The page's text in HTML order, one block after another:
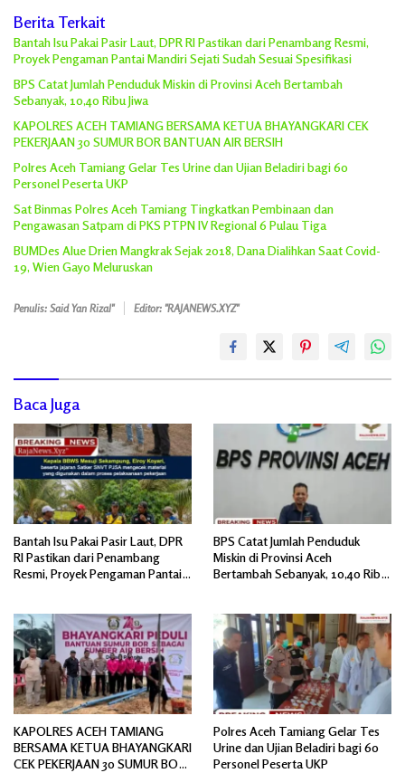
Berita Terkait
Bantah Isu Pakai Pasir Laut, DPR RI Pastikan dari Penambang Resmi,
Proyek Pengaman Pantai Mandiri Sejati Sudah Sesuai Spesifikasi
BPS Catat Jumlah Penduduk Miskin di Provinsi Aceh Bertambah
Sebanyak, 10,40 Ribu Jiwa
KAPOLRES ACEH TAMIANG BERSAMA KETUA BHAYANGKARI CEK
PEKERJAAN 30 SUMUR BOR BANTUAN AIR BERSIH
Polres Aceh Tamiang Gelar Tes Urine dan Ujian Beladiri bagi 60
Personel Peserta UKP
Sat Binmas Polres Aceh Tamiang Tingkatkan Pembinaan dan
Pengawasan Satpam di PKS PTPN IV Regional 6 Pulau Tiga
BUMDes Alue Drien Mangkrak Sejak 2018, Dana Dialihkan Saat Covid-
19, Wien Gayo Meluruskan
Penulis: Said Yan Rizal" Editor: "RAJANEWS.XYZ"
Baca Juga
Bantah Isu Pakai Pasir Laut, DPR
RI Pastikan dari Penambang
Resmi, Proyek Pengaman Pantai
BPS Catat Jumlah Penduduk
Miskin di Provinsi Aceh
Bertambah Sebanyak, 10,40 Ribu
KAPOLRES ACEH TAMIANG
BERSAMA KETUA BHAYANGKARI
CEK PEKERJAAN 30 SUMUR BOR
Polres Aceh Tamiang Gelar Tes
Urine dan Ujian Beladiri bagi 60
Personel Peserta UKP